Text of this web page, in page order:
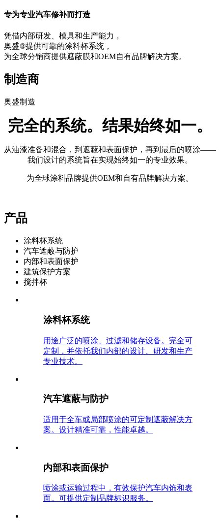
专为专业汽车修补而打造
凭借内部研发、模具和生产能力，
奥盛®提供可靠的涂料杯系统，
为全球分销商提供遮蔽膜和OEM自有品牌解决方案。
制造商
奥盛制造
完全的系统。 结果始终如一。
从油漆准备和混合，到遮蔽和表面保护，再到最后的喷涂——
我们设计的系统旨在实现始终如一的专业效果。
为全球涂料品牌提供OEM和自有品牌解决方案。
产品
涂料杯系统
汽车遮蔽与防护
内部和表面保护
建筑保护方案
搅拌杯
涂料杯系统
用途广泛的喷涂、过滤和储存设备。完全可
定制，并依托我们内部的设计、研发和生产
专业技术。
汽车遮蔽与防护
适用于全车或局部喷涂的可定制遮蔽解决方
案。设计精准可靠，性能卓越。
内部和表面保护
喷涂或运输过程中，有效保护汽车内饰和表
面。可提供定制品牌标识服务。